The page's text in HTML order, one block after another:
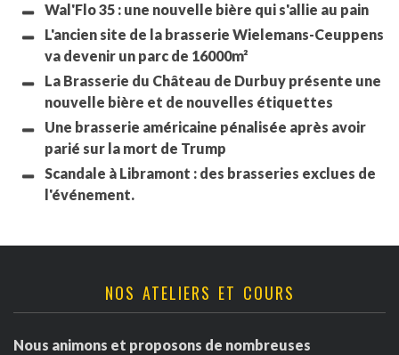
Wal'Flo 35 : une nouvelle bière qui s'allie au pain
L'ancien site de la brasserie Wielemans-Ceuppens
va devenir un parc de 16000m²
La Brasserie du Château de Durbuy présente une
nouvelle bière et de nouvelles étiquettes
Une brasserie américaine pénalisée après avoir
parié sur la mort de Trump
Scandale à Libramont : des brasseries exclues de
l'événement.
NOS ATELIERS ET COURS
Nous animons et proposons de nombreuses